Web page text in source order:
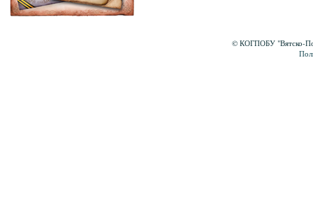
© КОГПОБУ "Вятско-